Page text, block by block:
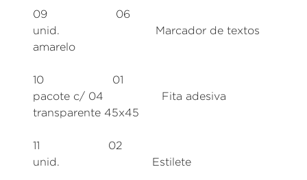
09 06
unid. Marcador de textos
amarelo
10 01
pacote c/ 04 Fita adesiva
transparente 45x45
11 02
unid. Estilete